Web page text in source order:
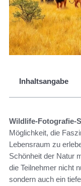
Inhaltsangabe
Wildlife-Fotografie-
Möglichkeit, die
Lebensraum zu
Schönheit der Natur
die Teilnehmer nicht
sondern auch ein